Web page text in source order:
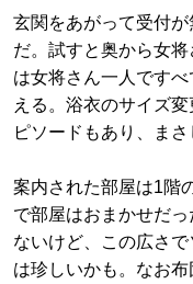
玄関をあがって受付
だ。試すと奥から女
は女将さん一人です
える。浴衣のサイズ
ピソードもあり、まさ
案内された部屋は1階
で部屋はおまかせだ
ないけど、この広さ
は珍しいかも。なお布